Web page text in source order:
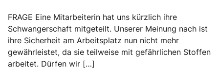
FRAGE Eine Mitarbeiterin hat uns kürzlich ihre
Schwangerschaft mitgeteilt. Unserer Meinung nach ist
ihre Sicherheit am Arbeitsplatz nun nicht mehr
gewährleistet, da sie teilweise mit gefährlichen Stoffen
arbeitet. Dürfen wir […]